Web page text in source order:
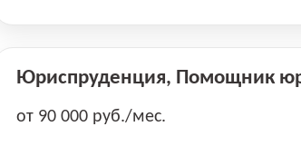
Юриспруденция, Помощник
от 90 000 руб./мес.